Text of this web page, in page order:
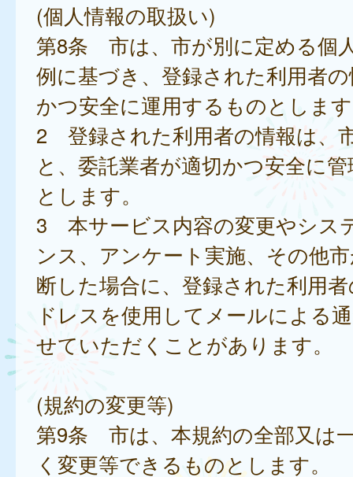
(個人情報の取扱い)
第8条 市は、市が別に定める個
例に基づき、登録された利用者
かつ安全に運用するものとしま
2 登録された利用者の情報は、
と、委託業者が適切かつ安全に
とします。
3 本サービス内容の変更やシス
ンス、アンケート実施、その他
断した場合に、登録された利用
ドレスを使用してメールによる
せていただくことがあります。
(規約の変更等)
第9条 市は、本規約の全部又は
く変更等できるものとします。